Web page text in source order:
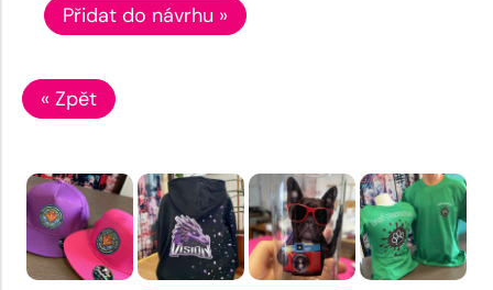
Přidat do návrhu »
« Zpět